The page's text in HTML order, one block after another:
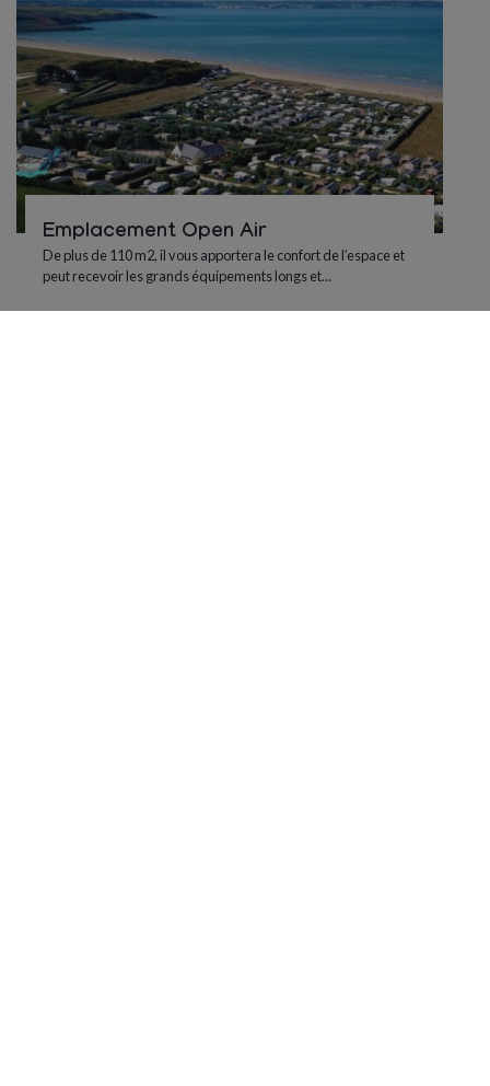
Emplacement Open Air
De plus de 110 m2, il vous apportera le confort de l’espace et
peut recevoir les grands équipements longs et...